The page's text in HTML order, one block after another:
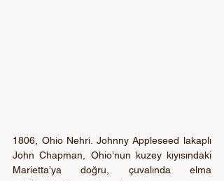
1806, Ohio Nehri. Johnny Appleseed lakaplı
John Chapman, Ohio’nun kuzey kıyısındaki
Marietta’ya doğru, çuvalında elma